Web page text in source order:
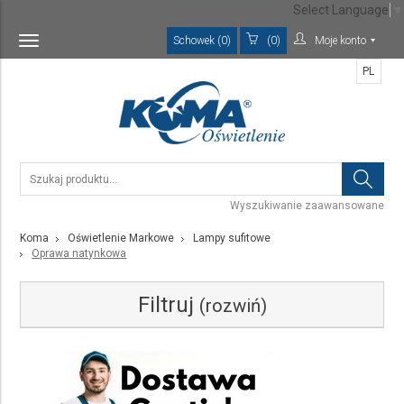
Toggle
navigation
Schowek (0) (0) Moje konto
Wyszukiwanie zaawansowane
PL
Koma Oświetlenie Markowe
Lampy sufitowe
Oprawa natynkowa
Filtruj (rozwiń)
Kategoria
Select Language